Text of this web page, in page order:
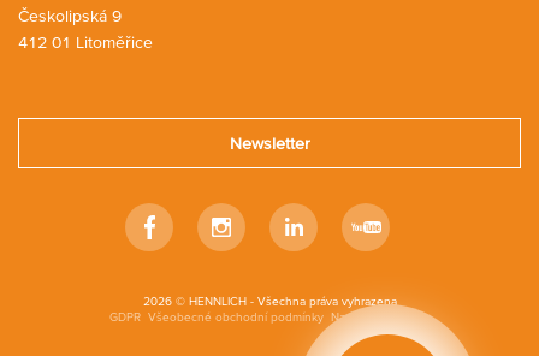
Českolipská 9
412 01 Litoměřice
2026 © HENNLICH - Všechna práva vyhrazena
GDPR Všeobecné obchodní podmínky Nastavení cookies
FacebookInstagramLinkedin Youtube
Newsletter